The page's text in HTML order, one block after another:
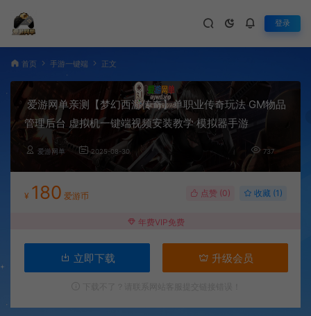
登录
首页 手游一键端 正文
爱游网单亲测【梦幻西游传奇】单职业传奇玩法 GM物品
管理后台 虚拟机一键端视频安装教学 模拟器手游
爱游网单 2025-08-30 737
¥ 180 爱游币 点赞 (0) 收藏 (1)
年费VIP免费
立即下载 升级会员